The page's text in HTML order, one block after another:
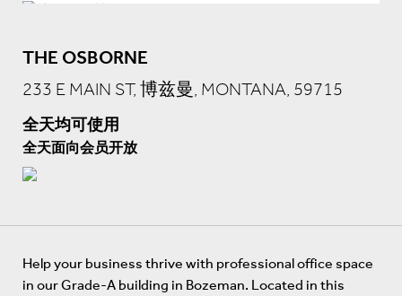
THE OSBORNE
233 E MAIN ST, 博兹曼, MONTANA, 59715
全天均可使用
全天面向会员开放
Help your business thrive with professional office space
in our Grade-A building in Bozeman. Located in this